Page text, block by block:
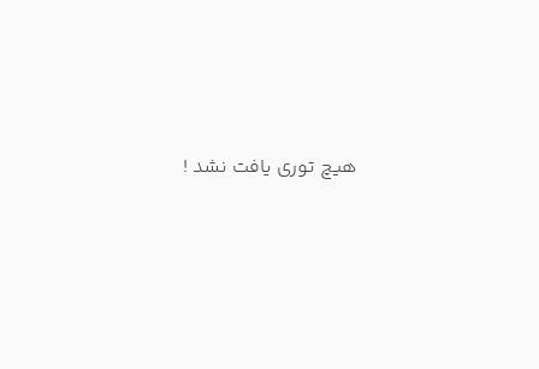
هیچ توری یافت نشد !